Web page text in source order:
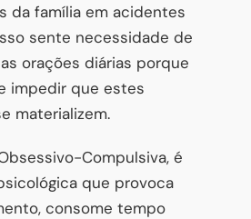
da família em acidentes
sente necessidade de
orações diárias porque
impedir que estes
materializem.
Compulsiva, é
que provoca
consome tempo